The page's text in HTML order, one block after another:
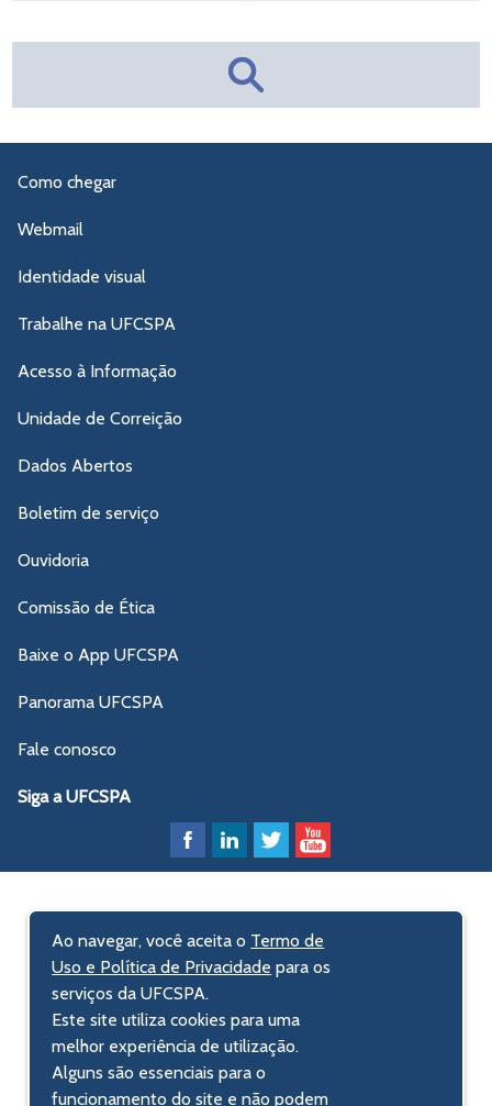
Como chegar
Webmail
Identidade visual
Trabalhe na UFCSPA
Acesso à Informação
Unidade de Correição
Dados Abertos
Boletim de serviço
Ouvidoria
Comissão de Ética
Baixe o App UFCSPA
Panorama UFCSPA
Fale conosco
Siga a UFCSPA
Ao navegar, você aceita o Termo de
Uso e Política de Privacidade para os
serviços da UFCSPA.
Este site utiliza cookies para uma
melhor experiência de utilização.
Alguns são essenciais para o
funcionamento do site e não podem